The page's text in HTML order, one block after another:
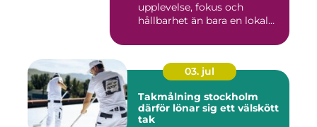
upplevelse, fokus och
hållbarhet än bara en lokal
03. jul
Takmålning stockholm
därför lönar sig ett välskött
tak